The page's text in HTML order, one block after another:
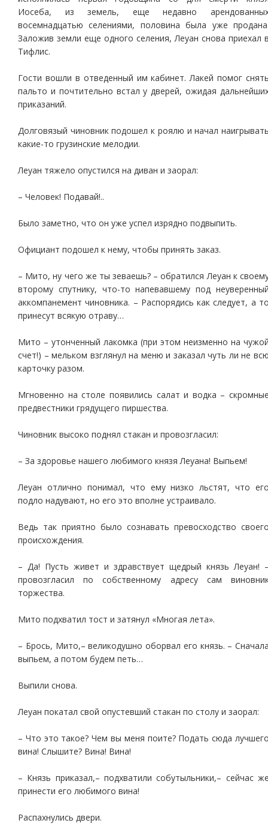
Иосеба, из земель, еще недавно
восемнадцатью селениями, половина была уже
Заложив земли еще одного селения, Леуан снова приехал
Тифлис.
Гости вошли в отведенный им кабинет. Лакей помог
пальто и почтительно встал у дверей, ожидая
приказаний.
Долговязый чиновник подошел к роялю и начал
какие-то грузинские мелодии.
Леуан тяжело опустился на диван и заорал:
– Человек! Подавай!..
Было заметно, что он уже успел изрядно подвыпить.
Официант подошел к нему, чтобы принять заказ.
– Мито, ну чего же ты зеваешь? – обратился Леуан к
второму спутнику, что-то напевавшему под
аккомпанемент чиновника. – Распорядись как следует, а
принесут всякую отраву…
Мито – утонченный лакомка (при этом неизменно на
счет!) – мельком взглянул на меню и заказал чуть ли не
карточку разом.
Мгновенно на столе появились салат и водка –
предвестники грядущего пиршества.
Чиновник высоко поднял стакан и провозгласил:
– За здоровье нашего любимого князя Леуана! Выпьем!
Леуан отлично понимал, что ему низко льстят, что
подло надувают, но его это вполне устраивало.
Ведь так приятно было сознавать превосходство
происхождения.
– Да! Пусть живет и здравствует щедрый князь Леуан!
провозгласил по собственному адресу сам
торжества.
Мито подхватил тост и затянул «Многая лета».
– Брось, Мито,– великодушно оборвал его князь. –
выпьем, а потом будем петь…
Выпили снова.
Леуан покатал свой опустевший стакан по столу и заорал:
– Что это такое? Чем вы меня поите? Подать сюда
вина! Слышите? Вина! Вина!
– Князь приказал,– подхватили собутыльники,– сейчас
принести его любимого вина!
Распахнулись двери.